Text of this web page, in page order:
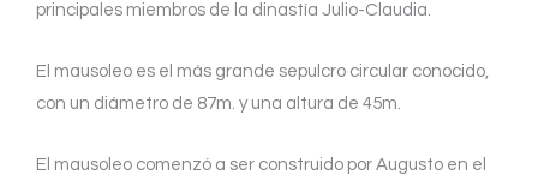
principales miembros de la dinastía Julio-Claudia.
El mausoleo es el más grande sepulcro circular conocido,
con un diámetro de 87m. y una altura de 45m.
El mausoleo comenzó a ser construido por Augusto en el